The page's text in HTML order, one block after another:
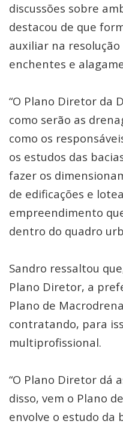
discussões sobre
destacou de que
auxiliar na
enchentes e
“O Plano Diretor da
como serão as
como os
os estudos das
fazer os
de edificações e
empreendimento
dentro do quadro
Sandro ressaltou
Plano Diretor, a
Plano de
contratando, para
multiprofissional.
“O Plano Diretor dá
disso, vem o Plano
envolve o estudo da